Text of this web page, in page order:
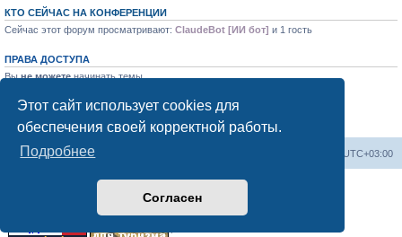
Этот сайт использует cookies для
обеспечения своей корректной работы.
Подробнее
Согласен
КТО СЕЙЧАС НА КОНФЕРЕНЦИИ
Сейчас этот форум просматривают: ClaudeBot [ИИ бот] и 1 гость
ПРАВА ДОСТУПА
Выне можетеначинать темы
Выне можетередактировать свои сообщения
Выне можете удалять свои сообщения
Выне можетедобавлять вложения
Форум «Весь Крым» UTC+03:00
Создано на основе phpBB® Forum Software © phpBB Limited
Конфиденциальность